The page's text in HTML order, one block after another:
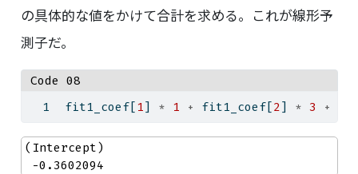
の具体的な値をかけて合計を求める。これが線形予
測子だ。
Code 08
fit1_coef[ 1] * 1 + fit1_coef[2] * 3 +
(Intercept)
-0.3602094